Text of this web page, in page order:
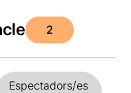
2
Espectadors/es